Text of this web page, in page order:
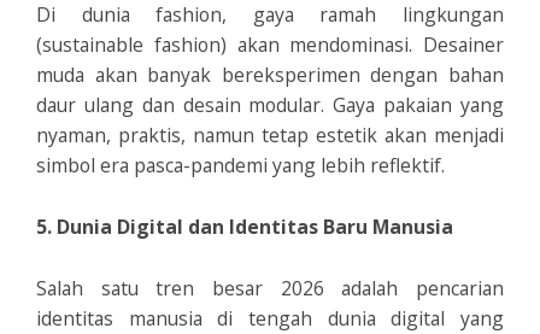
Di dunia fashion, gaya ramah lingkungan
(sustainable fashion) akan mendominasi. Desainer
muda akan banyak bereksperimen dengan bahan
daur ulang dan desain modular. Gaya pakaian yang
nyaman, praktis, namun tetap estetik akan menjadi
simbol era pasca-pandemi yang lebih reflektif.
5. Dunia Digital dan Identitas Baru Manusia
Salah satu tren besar 2026 adalah pencarian
identitas manusia di tengah dunia digital yang